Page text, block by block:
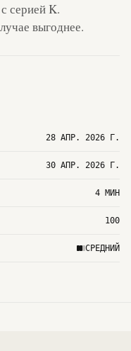
серией K.
выгоднее.
28 АПР. 2026 Г.
30 АПР. 2026 Г.
4 МИН
100
СРЕДНИЙ